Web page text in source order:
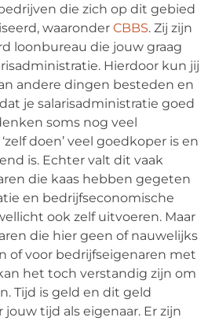
die zich op dit gebied
waaronderCBBS. Zij zijn
loonbureau die jouw graag
Hierdoor kun jij
andere dingen besteden en
je salarisadministratie goed
soms nog veel
doen’ veel goedkoper is en
is. Echter valt dit vaak
die kaas hebben gegeten
en bedrijfseconomische
ook zelf uitvoeren. Maar
die hier geen of nauwelijks
of voor bedrijfseigenaren met
het toch verstandig zijn om
Tijd is geld en dit geld
tijd als eigenaar. Er zijn